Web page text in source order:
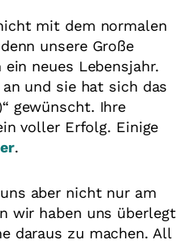
mit dem normalen
unsere Große
neues Lebensjahr.
und sie hat sich das
gewünscht. Ihre
voller Erfolg. Einige
.
aber nicht nur am
wir haben uns überlegt
daraus zu machen. All